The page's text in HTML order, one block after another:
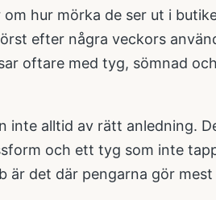
hur mörka de ser ut i
efter några veckors
oftare med tyg, sömnad
inte alltid av rätt anledning.
och ett tyg som inte
är det där pengarna gör